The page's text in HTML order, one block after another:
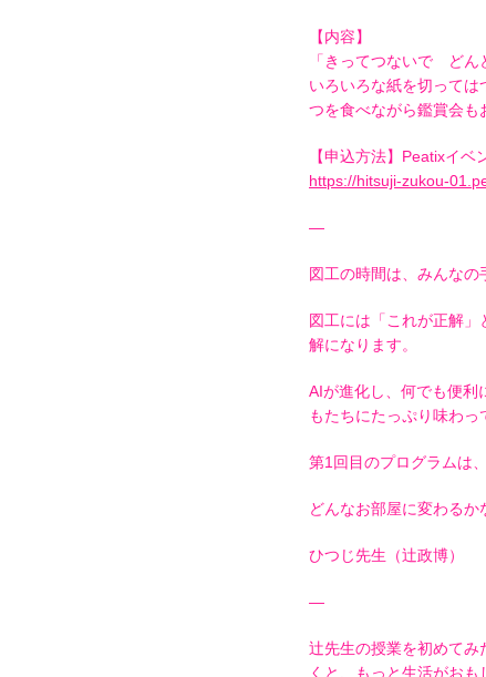
【内容】
「きってつないで どん
いろいろな紙を切って
つを食べながら鑑賞会も
【申込方法】Peatixイベ
https://hitsuji-zukou-
—
図工の時間は、みんなの
図工には「これが正解
解になります。
AIが進化し、何でも便利
もたちにたっぷり味わっ
第1回目のプログラムは
どんなお部屋に変わるか
ひつじ先生（辻政博）
—
辻先生の授業を初めて
くと、もっと生活がお